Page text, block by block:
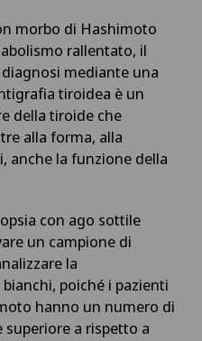
correttiva
Program
morbo di Hashimoto
rallentato, il
mediante una
tiroidea è un
della tiroide che
alla forma, alla
anche la funzione della
con ago sottile
un campione di
la
poiché i pazienti
hanno un numero di
a rispetto a